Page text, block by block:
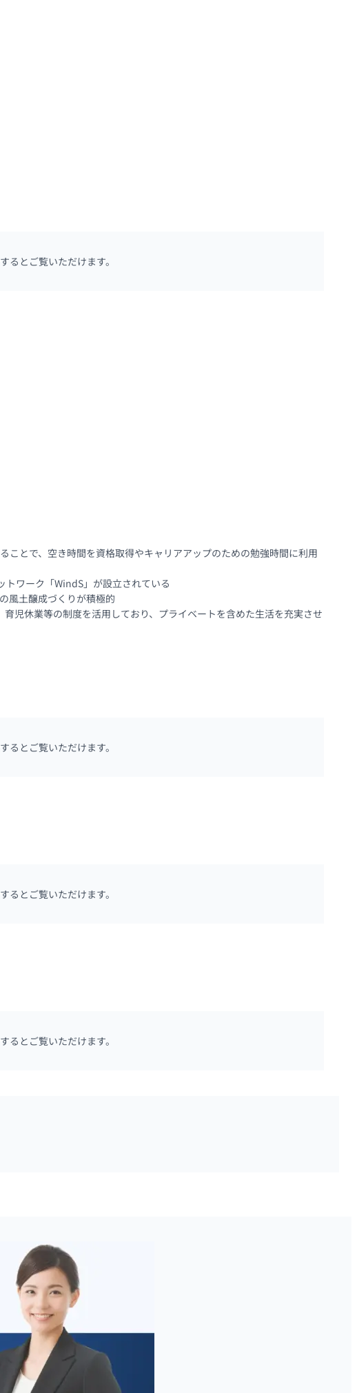
するとご覧いただけます。
ことで、空き時間を資格取得やキャリアアップのための勉強時間に利用
ワーク「WindS」が設立されている
風土醸成づくりが積極的
児休業等の制度を活用しており、プライベートを含めた生活を充実させ
するとご覧いただけます。
するとご覧いただけます。
するとご覧いただけます。